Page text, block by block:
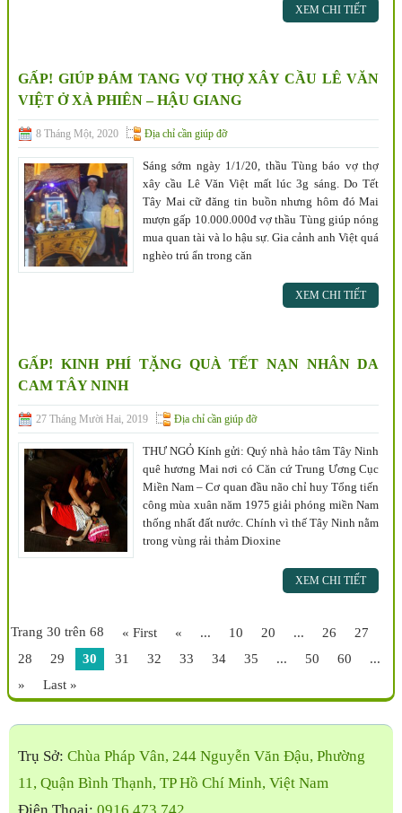
XEM CHI TIẾT
GẤP! GIÚP ĐÁM TANG VỢ THỢ XÂY CẦU LÊ VĂN
VIỆT Ở XÀ PHIÊN – HẬU GIANG
8 Tháng Một, 2020 Địa chỉ cần giúp đỡ
Sáng sớm ngày 1/1/20, thầu Tùng báo vợ thợ
xây cầu Lê Văn Việt mất lúc 3g sáng. Do Tết
Tây Mai cữ đăng tin buồn nhưng hôm đó Mai
mượn gấp 10.000.000đ vợ thầu Tùng giúp nóng
mua quan tài và lo hậu sự. Gia cảnh anh Việt quá
nghèo trú ẩn trong căn
XEM CHI TIẾT
GẤP! KINH PHÍ TẶNG QUÀ TẾT NẠN NHÂN DA
CAM TÂY NINH
27 Tháng Mười Hai, 2019 Địa chỉ cần giúp đỡ
THƯ NGỎ Kính gửi: Quý nhà hảo tâm Tây Ninh
quê hương Mai nơi có Căn cứ Trung Ương Cục
Miền Nam – Cơ quan đầu não chỉ huy Tổng tiến
công mùa xuân năm 1975 giải phóng miền Nam
thống nhất đất nước. Chính vì thế Tây Ninh nằm
trong vùng rải thảm Dioxine
XEM CHI TIẾT
Trang 30 trên 68 « First « ... 10 20 ... 26
27
28
29 30 31 32 33 34 35 ... 50 60
...
»
Last »
Trụ Sở: Chùa Pháp Vân, 244 Nguyễn Văn Đậu, Phường
11, Quận Bình Thạnh, TP Hồ Chí Minh, Việt Nam